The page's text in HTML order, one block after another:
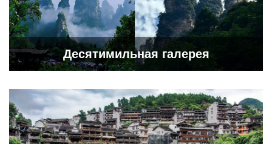
Десятимильная галерея